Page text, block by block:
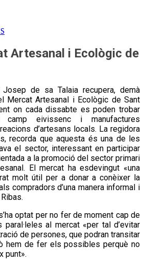
Artesanal i Ecològic de
Josep de sa Talaia recupera, demà
Mercat Artesanal i Ecològic de Sant
on cada dissabte es poden trobar
eivissenc i manufactures
d’artesans locals. La regidora
recorda que aquesta és una de les
el sector, interessant en participar
a la promoció del sector primari
El mercat ha esdevingut «una
molt útil per a donar a conèixer la
compradors d’una manera informal i
optat per no fer de moment cap de
al mercat «per tal d’evitar
de persones, que podran transitar
hem de fer els possibles perquè no
punt».